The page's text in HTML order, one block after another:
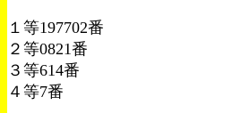
１等197702番
２等0821番
３等614番
４等7番